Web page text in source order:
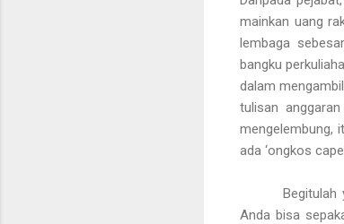
mainkan uang
lembaga
bangku
dalam
tulisan
mengelembung,
ada ‘ongkos
Begitulah
Anda bisa